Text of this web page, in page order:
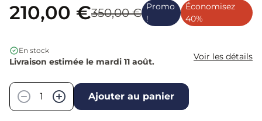
210,00 €350,00 € Promo
!
Économisez
40%
En stock
Livraison estimée le mardi 11 août. Voir les détails
−
+ Ajouter au panier